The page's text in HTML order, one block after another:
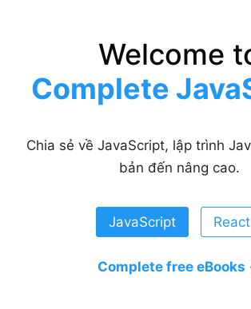
Welcome
Complete
Chia sẻ về JavaScript, lập trình
bản đến nâng cao.
JavaScript React
Complete free eBooks